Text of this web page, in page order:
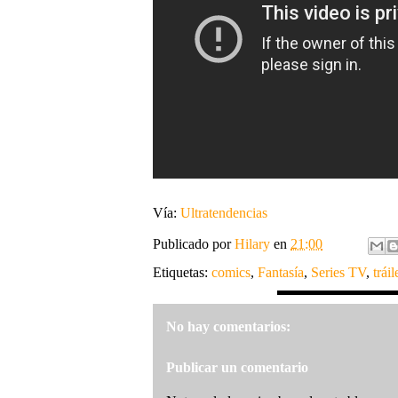
Vía: Ultratendencias
Publicado porHilary en 21:00
Etiquetas: comics, Fantasía, Series TV,
No hay comentarios:
Publicar un comentario